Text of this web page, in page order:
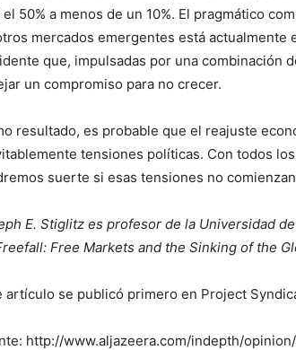
el 50% a menos de un 10%. El pragmático
mercados emergentes está actualmente
que, impulsadas por una combinación
un compromiso para no crecer.
resultado, es probable que el reajuste
tensiones políticas. Con todos
suerte si esas tensiones no
E. Stiglitz es profesor de la Universidad
Free Markets and the Sinking of the
artículo se publicó primero en Project
http://www.aljazeera.com/indepth/